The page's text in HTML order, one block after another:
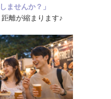
ませんか？」
離が縮まります♪